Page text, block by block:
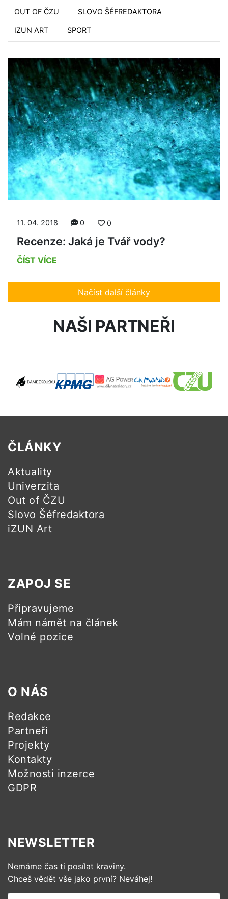
OUT OF ČZU SLOVO ŠÉFREDAKTORA
IZUN ART SPORT
11. 04. 2018 0 0
Recenze: Jaká je Tvář vody?
ČÍST VÍCE
Načíst další články
NAŠI PARTNEŘI
ČLÁNKY
Aktuality
Univerzita
Out of ČZU
Slovo Šéfredaktora
iZUN Art
ZAPOJ SE
Připravujeme
Mám námět na článek
Volné pozice
O NÁS
Redakce
Partneři
Projekty
Kontakty
Možnosti inzerce
GDPR
NEWSLETTER
Nemáme čas ti posílat kraviny.
Chceš vědět vše jako první? Neváhej!